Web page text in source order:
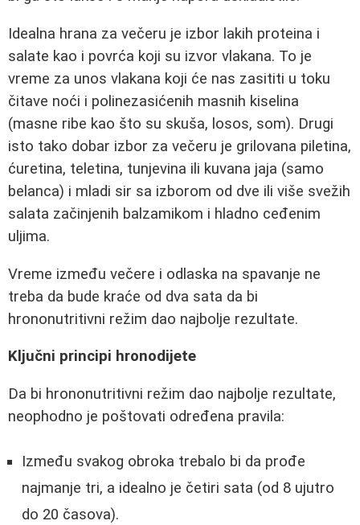
Idealna hrana za večeru je izbor lakih proteina i
salate kao i povrća koji su izvor vlakana. To je
vreme za unos vlakana koji će nas zasititi u toku
čitave noći i polinezasićenih masnih kiselina
(masne ribe kao što su skuša, losos, som). Drugi
isto tako dobar izbor za večeru je grilovana piletina,
ćuretina, teletina, tunjevina ili kuvana jaja (samo
belanca) i mladi sir sa izborom od dve ili više svežih
salata začinjenih balzamikom i hladno ceđenim
uljima.
Vreme između večere i odlaska na spavanje ne
treba da bude kraće od dva sata da bi
hrononutritivni režim dao najbolje rezultate.
Ključni principi hronodijete
Da bi hrononutritivni režim dao najbolje rezultate,
neophodno je poštovati određena pravila:
Između svakog obroka trebalo bi da prođe
najmanje tri, a idealno je četiri sata (od 8 ujutro
do 20 časova).